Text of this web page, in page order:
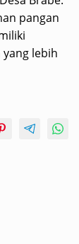
pangan
lebih